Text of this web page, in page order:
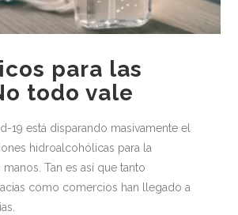
para las
todo vale
19 está disparando masivamente el
hidroalcohólicas para la
Tan es así que tanto
como comercios han llegado a